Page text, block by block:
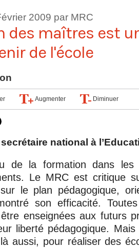
2009 par MRC
des maîtres est
de l'école
Augmenter Diminuer
national à
de la formation dans les
Le MRC est critique
le plan pédagogique,
son efficacité.
enseignées aux futurs
liberté pédagogique.
aussi, pour réaliser des